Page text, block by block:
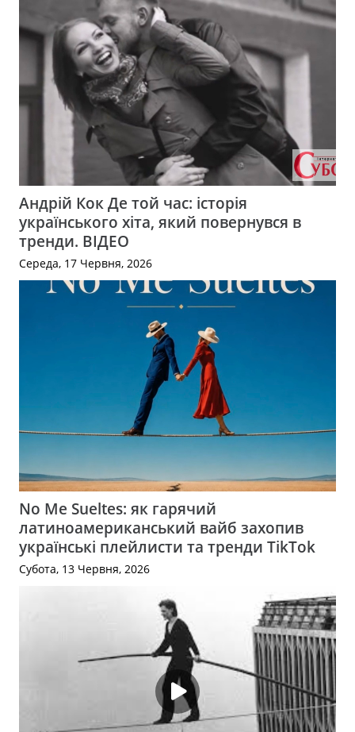
Андрій Кок Де той час: історія
українського хіта, який повернувся в
тренди. ВІДЕО
Середа, 17 Червня, 2026
No Me Sueltes: як гарячий
латиноамериканський вайб захопив
українські плейлисти та тренди TikTok
Субота, 13 Червня, 2026